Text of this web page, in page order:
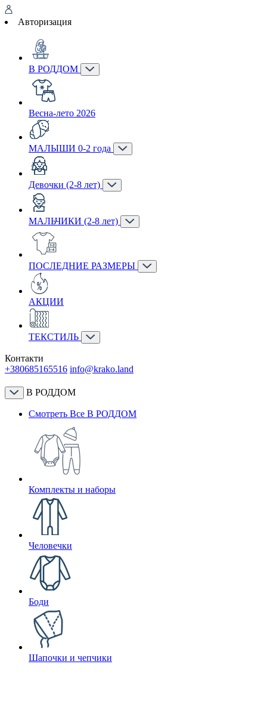
Авторизация
В РОДДОМ
Весна-лето 2026
МАЛЫШИ 0-2 года
Девочки (2-8 лет)
МАЛЬЧИКИ (2-8 лет)
ПОСЛЕДНИЕ РАЗМЕРЫ
АКЦИИ
ТЕКСТИЛЬ
Контакти
+380685165516 info@krako.land
В РОДДОМ
Смотреть Все В РОДДОМ
Комплекты и наборы
Человечки
Боди
Шапочки и чепчики